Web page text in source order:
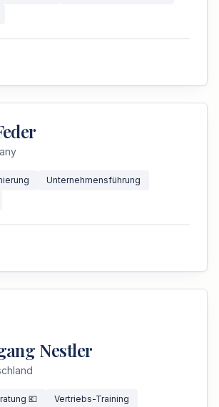
Unternehmensführung
Nestler
💶 Vertriebs-Training